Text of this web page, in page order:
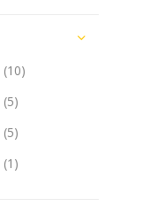
(10)
(5)
(5)
(1)